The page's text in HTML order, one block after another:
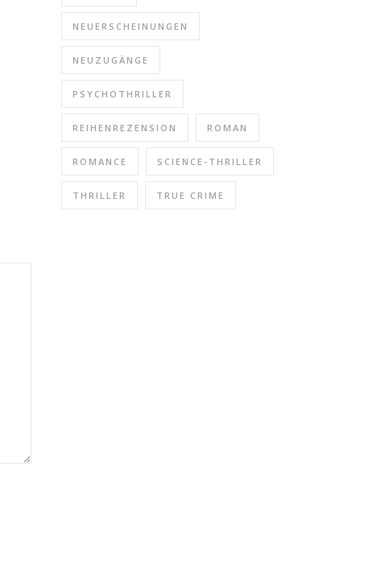
NEUERSCHEINUNGEN
NEUZUGÄNGE
PSYCHOTHRILLER
REIHENREZENSION ROMAN
ROMANCE SCIENCE-THRILLER
THRILLER TRUE CRIME